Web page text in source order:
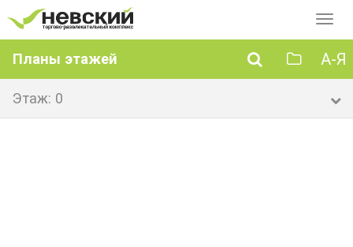
Планы этажей А-Я
Этаж: 0